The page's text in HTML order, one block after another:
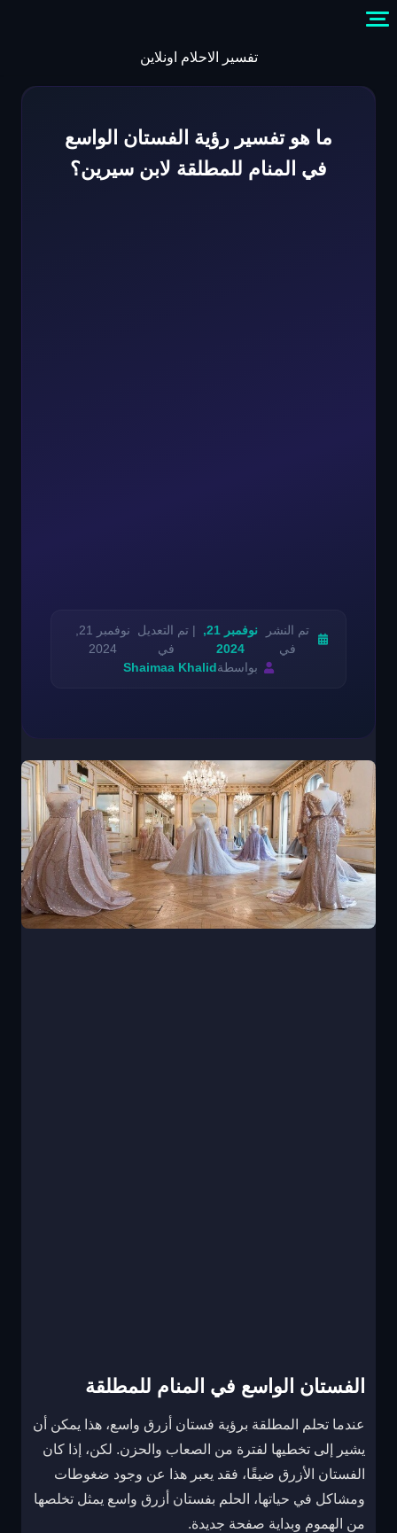
content
تفسير الاحلام اونلاين
ما هو تفسير رؤية الفستان الواسع
في المنام للمطلقة لابن سيرين؟
تم النشر
في
نوفمبر 21,
2024
| تم التعديل
في
نوفمبر 21,
2024
بواسطة Shaimaa Khalid
الفستان الواسع في المنام للمطلقة
عندما تحلم المطلقة برؤية فستان أزرق واسع، هذا يمكن أن
يشير إلى تخطيها لفترة من الصعاب والحزن. لكن، إذا كان
الفستان الأزرق ضيقًا، فقد يعبر هذا عن وجود ضغوطات
ومشاكل في حياتها، الحلم بفستان أزرق واسع يمثل تخلصها
من الهموم وبداية صفحة جديدة.